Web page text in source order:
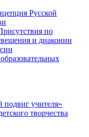
Русской
по
и диаконии
подвиг учителя»
творчества